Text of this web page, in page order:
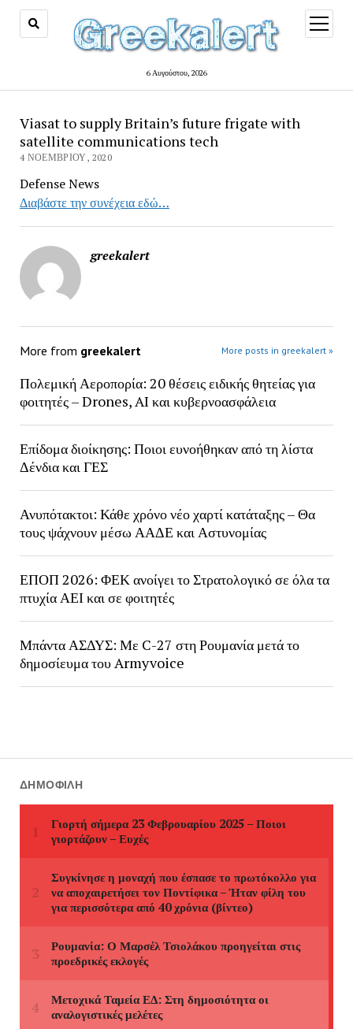
6 Αυγούστου, 2026
open
menu
Viasat to supply Britain’s future frigate with
satellite communications tech
4 ΝΟΕΜΒΡΊΟΥ, 2020
Defense News
Διαβάστε την συνέχεια εδώ…
greekalert
More from greekalert More posts in greekalert »
Πολεμική Αεροπορία: 20 θέσεις ειδικής θητείας για
φοιτητές – Drones, AI και κυβερνοασφάλεια
Επίδομα διοίκησης: Ποιοι ευνοήθηκαν από τη λίστα
Δένδια και ΓΕΣ
Ανυπότακτοι: Κάθε χρόνο νέο χαρτί κατάταξης – Θα
τους ψάχνουν μέσω ΑΑΔΕ και Αστυνομίας
ΕΠΟΠ 2026: ΦΕΚ ανοίγει το Στρατολογικό σε όλα τα
πτυχία ΑΕΙ και σε φοιτητές
Μπάντα ΑΣΔΥΣ: Με C-27 στη Ρουμανία μετά το
δημοσίευμα του Armyvoice
ΔΗΜΟΦΙΛΉ